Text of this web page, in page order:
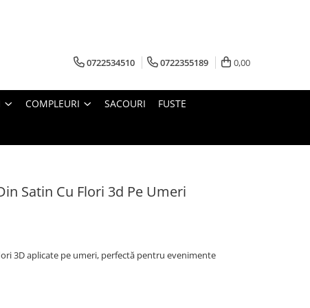
0722534510 0722355189 0,00
COMPLEURI SACOURI FUSTE
Satin Cu Flori 3d Pe Umeri
3D aplicate pe umeri, perfectă pentru evenimente